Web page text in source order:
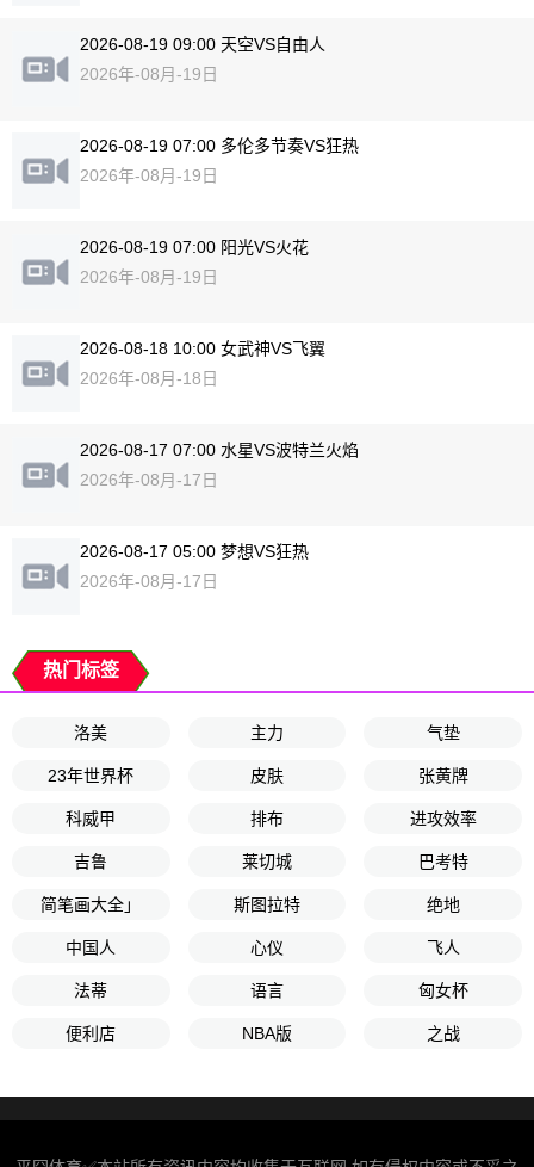
2026-08-19 09:00 天空VS自由人
2026年-08月-19日
2026-08-19 07:00 多伦多节奏VS狂热
2026年-08月-19日
2026-08-19 07:00 阳光VS火花
2026年-08月-19日
2026-08-18 10:00 女武神VS飞翼
2026年-08月-18日
2026-08-17 07:00 水星VS波特兰火焰
2026年-08月-17日
2026-08-17 05:00 梦想VS狂热
2026年-08月-17日
热门标签
洛美 主力 气垫
23年世界杯 皮肤 张黄牌
科威甲 排布 进攻效率
吉鲁 莱切城 巴考特
简笔画大全」 斯图拉特 绝地
中国人 心仪 飞人
法蒂 语言 匈女杯
便利店 NBA版 之战